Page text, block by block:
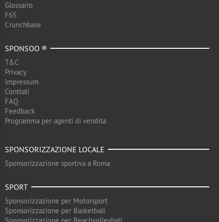
Glossario
F6S
Crunchbase
SPONSOO ®
T&C
Privacy
Impressum
Conttati
FAQ
Feedback
Programma per agenti di vendita
SPONSORIZZAZIONE LOCALE
Sponsorizzazione sportiva a Roma
SPORT
Sponsorizzazione per Motorsport
Sponsorizzazione per Basketball